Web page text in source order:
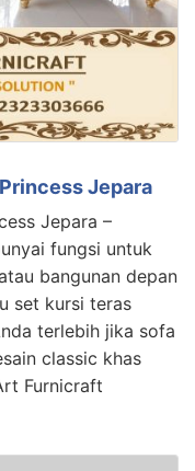
Jepara
Jepara –
fungsi untuk
bangunan depan
set kursi teras
terlebih jika sofa
classic khas
Furnicraft